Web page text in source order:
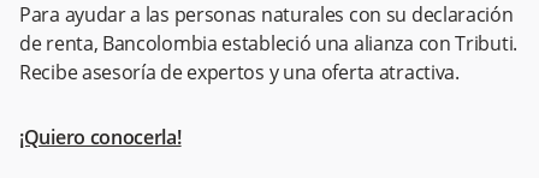
Para ayudar a las personas naturales con su declaración
de renta, Bancolombia estableció una alianza con Tributi.
Recibe asesoría de expertos y una oferta atractiva.
¡Quiero conocerla!